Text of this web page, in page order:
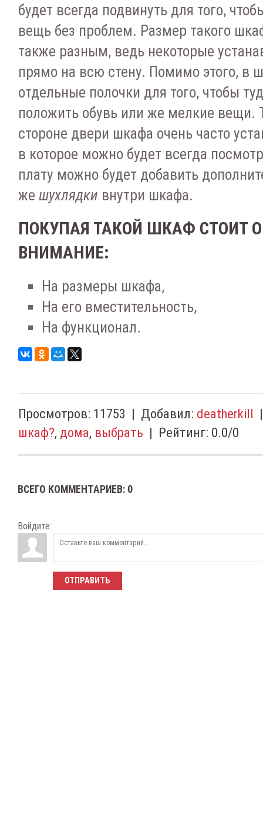
будет всегда подвинуть для того,
вещь без проблем. Размер такого
также разным, ведь некоторые
прямо на всю стену. Помимо этого, в
отдельные полочки для того, чтобы
положить обувь или же мелкие вещи.
стороне двери шкафа очень часто
в которое можно будет всегда
плату можно будет добавить
же шухлядки внутри шкафа.
ПОКУПАЯ ТАКОЙ ШКАФ СТОИТ
ВНИМАНИЕ:
На размеры шкафа,
На его вместительность,
На функционал.
Просмотров: 11753 | Добавил: deatherkill
шкаф?, дома, выбрать | Рейтинг: 0.0/0
ВСЕГО КОММЕНТАРИЕВ: 0
Войдите:
ОТПРАВИТЬ